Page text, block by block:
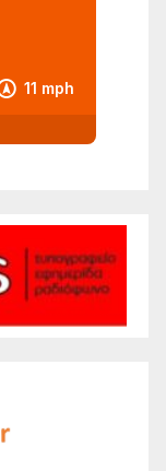
11 mph